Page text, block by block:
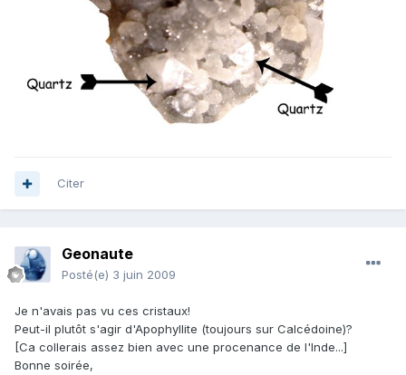
Citer
Geonaute
Posté(e) 3 juin 2009
Je n'avais pas vu ces cristaux!
Peut-il plutôt s'agir d'Apophyllite (toujours sur Calcédoine)?
[Ca collerais assez bien avec une procenance de l'Inde...]
Bonne soirée,